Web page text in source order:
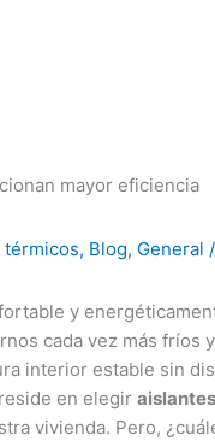
térmicos, Blog, General
y
cada vez más fríos
interior estable sin
en elegir
vivienda. Pero,